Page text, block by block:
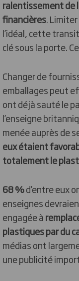
ralentissement de
financières.
l’idéal, cette
clé sous la porte.
Changer de
emballages peut
ont déjà sauté le
l’enseigne
menée auprès de
eux étaient
totalement le
68 %d’entre eux
enseignes
engagée à
plastiques par du
médias ont
une publicité